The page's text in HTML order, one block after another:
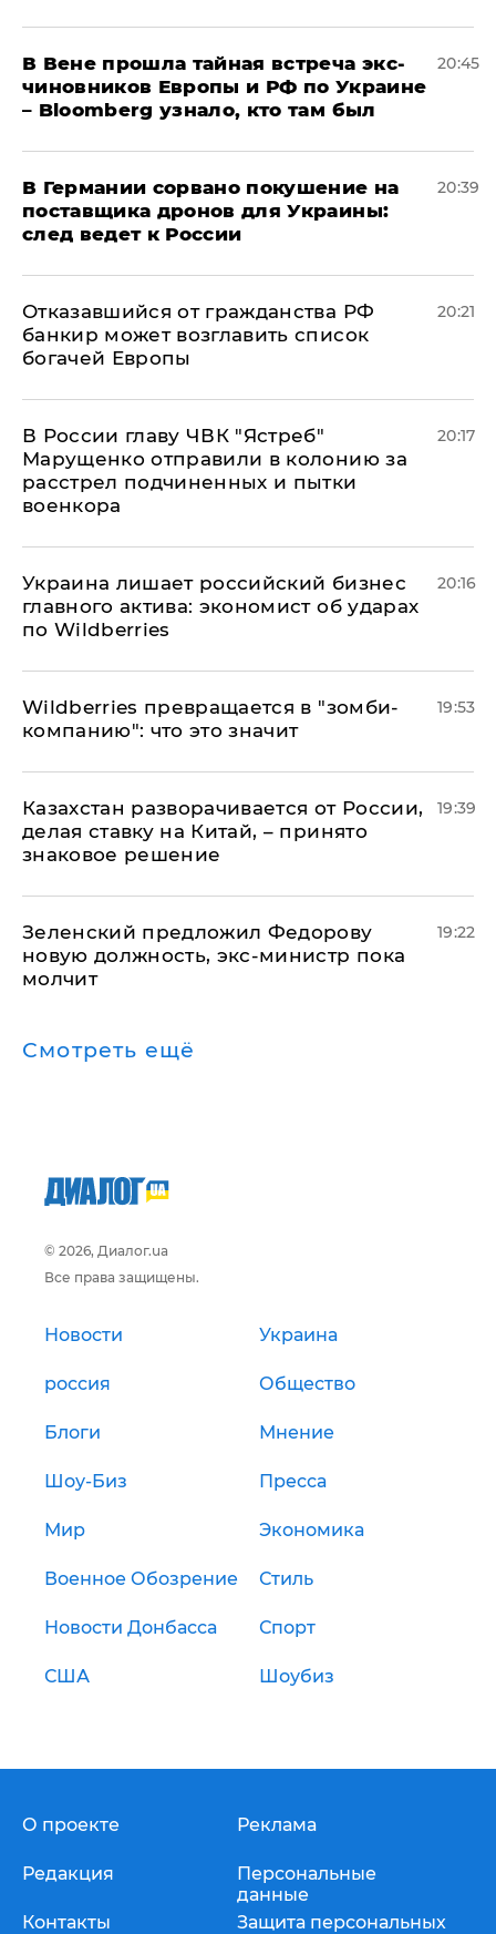
В Вене прошла тайная встреча экс-
чиновников Европы и РФ по Украине
– Bloomberg узнало, кто там был
20:45
​В Германии сорвано покушение на
поставщика дронов для Украины:
след ведет к России
20:39
Отказавшийся от гражданства РФ
банкир может возглавить список
богачей Европы
20:21
В России главу ЧВК "Ястреб"
Марущенко отправили в колонию за
расстрел подчиненных и пытки
военкора
20:17
​Украина лишает российский бизнес
главного актива: экономист об ударах
по Wildberries
20:16
Wildberries превращается в "зомби-
компанию": что это значит
19:53
Казахстан разворачивается от России,
делая ставку на Китай, – принято
знаковое решение
19:39
Зеленский предложил Федорову
новую должность, экс-министр пока
молчит
19:22
Смотреть ещё
© 2026, Диалог.ua
Все права защищены.
Новости Украина
россия Общество
Блоги Мнение
Шоу-Биз Пресса
Мир Экономика
Военное Обозрение Стиль
Новости Донбасса Спорт
США Шоубиз
О проекте
Редакция
Контакты
Реклама
Персональные
данные
Защита персональных